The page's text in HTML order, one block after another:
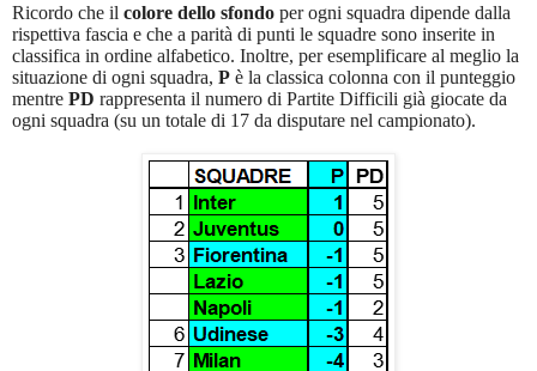
Ricordo che il colore dello sfondo per ogni squadra dipende dalla
rispettiva fascia e che a parità di punti le squadre sono inserite in
classifica in ordine alfabetico. Inoltre, per esemplificare al meglio la
situazione di ogni squadra, P è la classica colonna con il punteggio
mentre PD rappresenta il numero di Partite Difficili già giocate da
ogni squadra (su un totale di 17 da disputare nel campionato).